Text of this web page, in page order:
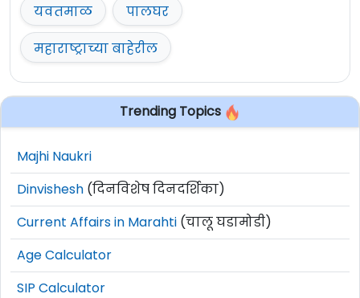
यवतमाळ
पालघर
महाराष्ट्राच्या बाहेरील
Trending Topics
Majhi Naukri
Dinvishesh (दिनविशेष दिनदर्शिका)
Current Affairs in Marahti (चालू घडामोडी)
Age Calculator
SIP Calculator